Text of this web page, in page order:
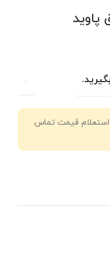
.
استعلام قیمت تماس